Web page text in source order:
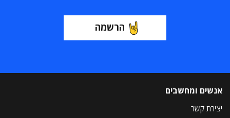
הרשמה
אנשים ומחשבים
יצירת קשר